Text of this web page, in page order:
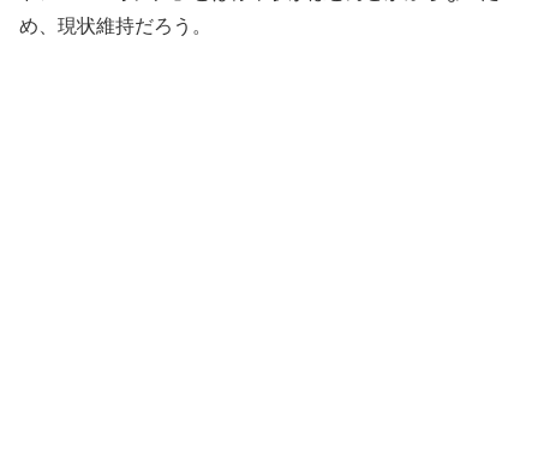
め、現状維持だろう。